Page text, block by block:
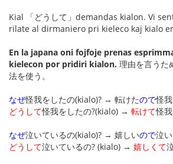
Kial 「どうして」demandas kialon. Vi
rilate al dirmaniero pri kieleco kaj kialo
En la japana oni fojfoje prenas
kielecon por pridiri kialon. 理由を言うた
法を使う。
なぜ怪我をしたの(kialo)? → 転けたので怪
どうして怪我をしたの?(kialo) → 転けて怪
なぜ泣いているの(kialo)? → 嬉しいので泣
どうして泣いているの? (kialo) → 嬉しくて